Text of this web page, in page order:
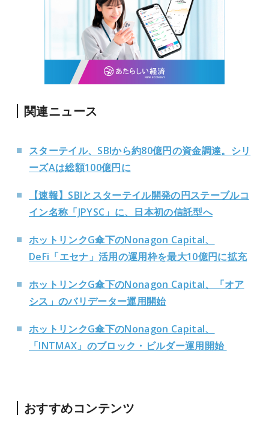
関連ニュース
スターテイル、SBIから約80億円の資金調達。シリ
ーズAは総額100億円に
【速報】SBIとスターテイル開発の円ステーブルコ
イン名称「JPYSC」に、日本初の信託型へ
ホットリンクG傘下のNonagon Capital、
DeFi「エセナ」活用の運用枠を最大10億円に拡充
ホットリンクG傘下のNonagon Capital、「オア
シス」のバリデーター運用開始
ホットリンクG傘下のNonagon Capital、
「INTMAX」のブロック・ビルダー運用開始
おすすめコンテンツ